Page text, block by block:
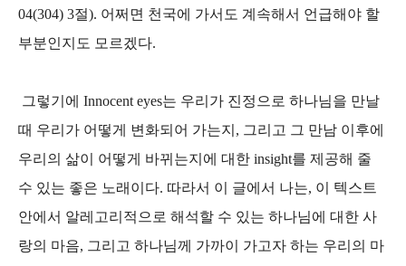
04(304) 3절). 어쩌면 천국에 가서도 계속해서 언급해야 할
부분인지도 모르겠다.
그렇기에 Innocent eyes는 우리가 진정으로 하나님을 만날
때 우리가 어떻게 변화되어 가는지, 그리고 그 만남 이후에
우리의 삶이 어떻게 바뀌는지에 대한 insight를 제공해 줄
수 있는 좋은 노래이다. 따라서 이 글에서 나는, 이 텍스트
안에서 알레고리적으로 해석할 수 있는 하나님에 대한 사
랑의 마음, 그리고 하나님께 가까이 가고자 하는 우리의 마